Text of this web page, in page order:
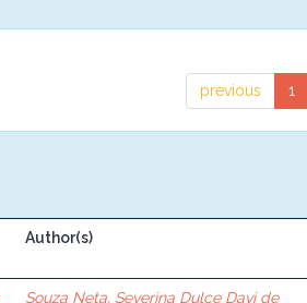
previous 1
Author(s)
Souza Neta, Severina Dulce Davi de